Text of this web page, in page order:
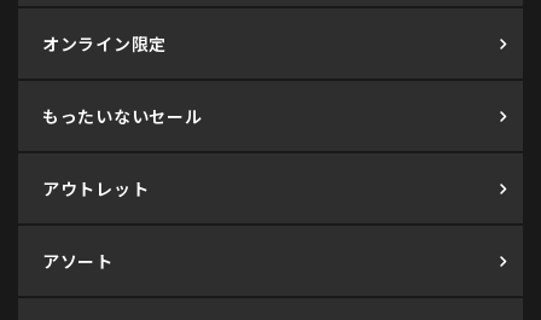
オンライン限定
もったいないセール
アウトレット
アソート